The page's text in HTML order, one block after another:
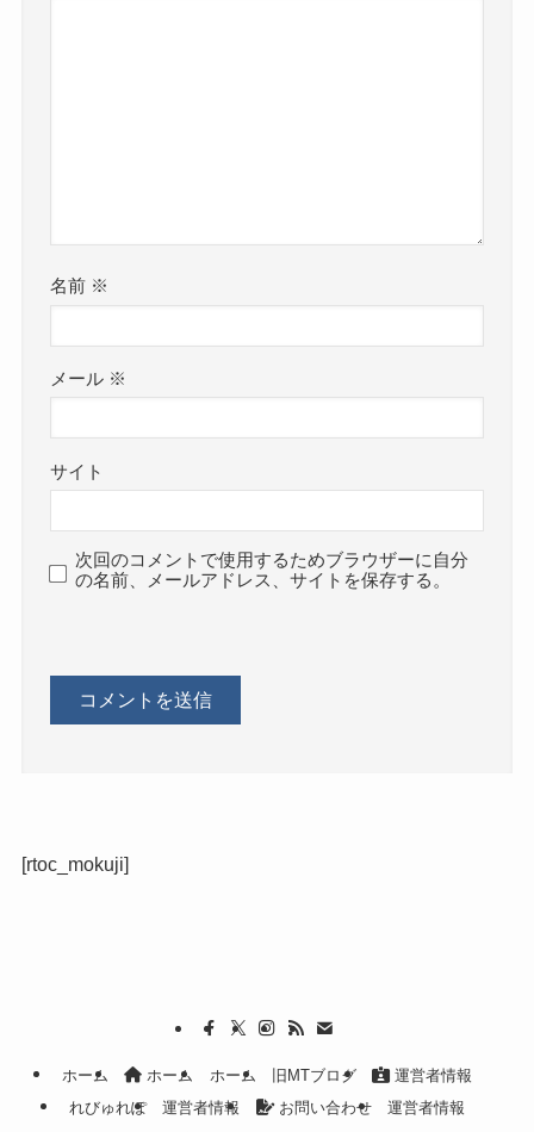
名前 ※
メール ※
サイト
次回のコメントで使用するためブラウザーに自分
の名前、メールアドレス、サイトを保存する。
[rtoc_mokuji]
ホーム ホーム ホーム 旧MTブログ
運営者情報
れびゅれぽ
運営者情報 お問い合わせ
運営者情報